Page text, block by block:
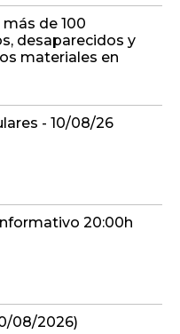
de 100
desaparecidos y
materiales en
- 10/08/26
20:00h
08/2026)